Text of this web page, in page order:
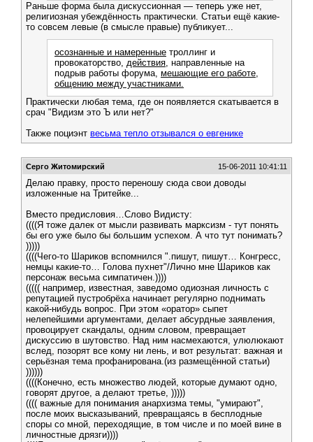
Раньше форма была дискуссионная — теперь уже нет,
религиозная убеждённость практически. Статьи ещё какие-
то совсем левые (в смысле правые) публикует...
осознанные и намеренные троллинг и
провокаторство, действия, направленные на
подрыв работы форума, мешающие его работе,
общению между участниками.
Практически любая тема, где он появляется скатывается в
срач "Видизм это Ъ или нет?"
Также поциэнт весьма тепло отзывался о евгенике
Серго Житомирский 15-06-2011 10:41:11
Делаю правку, просто переношу сюда свои доводы
изложенные на Тритейке...
Вместо предисловия…Слово Видисту:
((((Я тоже далек от мысли развивать марксизм - тут понять
бы его уже было бы большим успехом. А что тут понимать?
)))))
((((Чего-то Шариков вспомнился ".пишут, пишут… Конгресс,
немцы какие-то… Голова пухнет"/Лично мне Шариков как
персонаж весьма симпатичен.))))
((((( например, известная, заведомо одиозная личность с
репутацией пустробрёха начинает регулярно поднимать
какой-нибудь вопрос. При этом «оратор» сыпет
нелепейшими аргументами, делает абсурдные заявления,
провоцирует скандалы, одним словом, превращает
дискуссию в шутовство. Над ним насмехаются, улюлюкают
вслед, позорят все кому ни лень, и вот результат: важная и
серьёзная тема профанирована.(из размещённой статьи)
))))))
((((Конечно, есть множество людей, которые думают одно,
говорят другое, а делают третье, )))))
(((( важные для понимания анархизма темы, "умирают",
после моих высказываний, превращаясь в бесплодные
споры со мной, переходящие, в том числе и по моей вине в
личностные дрязги))))